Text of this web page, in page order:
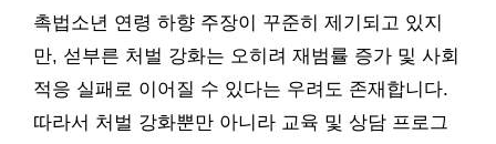
촉법소년 연령 하향 주장이 꾸준히 제기되고 있지
만, 섣부른 처벌 강화는 오히려 재범률 증가 및 사회
적응 실패로 이어질 수 있다는 우려도 존재합니다.
따라서 처벌 강화뿐만 아니라 교육 및 상담 프로그